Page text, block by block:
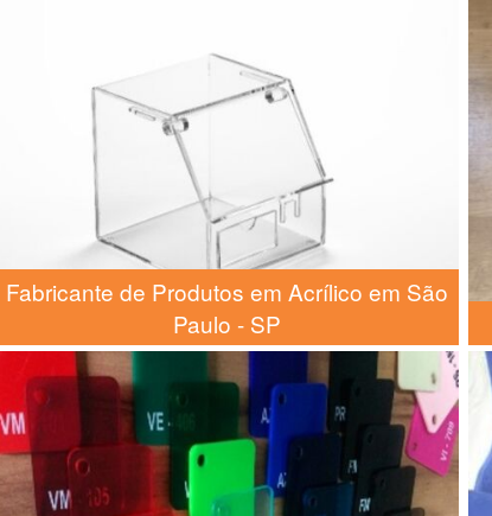
Fabricante de Produtos em Acrílico em São
Paulo - SP